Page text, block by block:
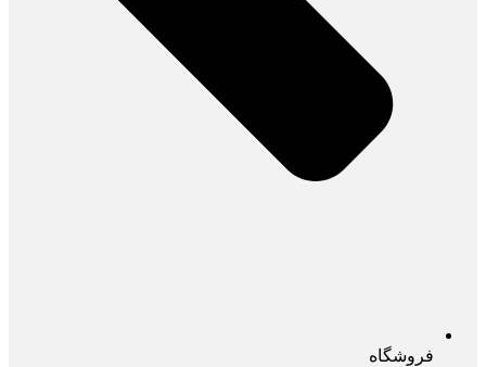
فروشگاه